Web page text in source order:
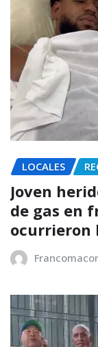
LOCALES
Joven
de gas en
ocurrieron